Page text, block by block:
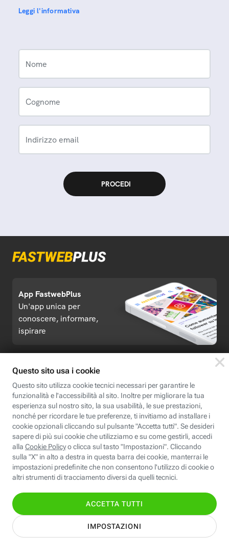
Leggi l'informativa
Nome
Cognome
Indirizzo email
App FastwebPlus
Un'app unica per
conoscere, informare,
ispirare
Seguici
Scopri Fastweb
Credits e note legali
Fastweb.it